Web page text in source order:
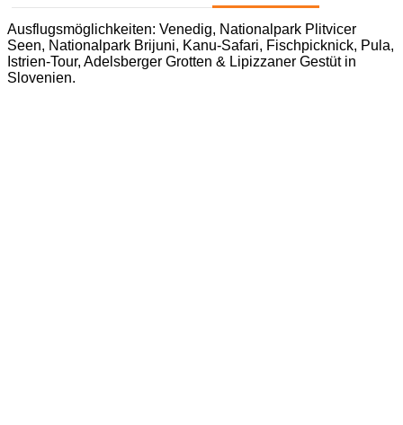
Ausflugsmöglichkeiten: Venedig, Nationalpark Plitvicer
Seen, Nationalpark Brijuni, Kanu-Safari, Fischpicknick, Pula,
Istrien-Tour, Adelsberger Grotten & Lipizzaner Gestüt in
Slovenien.